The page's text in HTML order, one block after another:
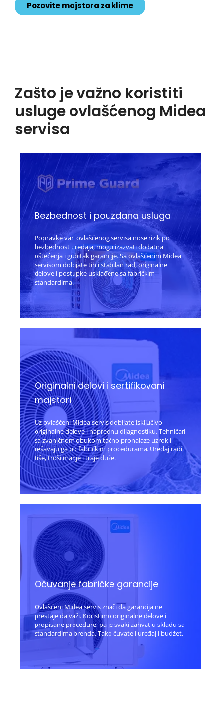
Pozovite majstora za klime
Zašto je važno koristiti
usluge ovlašćenog Midea
servisa
Bezbednost i pouzdana usluga
Popravke van ovlašćenog servisa nose rizik po
bezbednost uređaja, mogu izazvati dodatna
oštećenja i gubitak garancije. Sa ovlašćenim Midea
servisom dobijate tih i stabilan rad, originalne
delove i postupke usklađene sa fabričkim
standardima.
Originalni delovi i sertifikovani
majstori
Uz ovlašćeni Midea servis dobijate isključivo
originalne delove i naprednu dijagnostiku. Tehničari
sa zvaničnom obukom tačno pronalaze uzrok i
rešavaju ga po fabričkim procedurama. Uređaj radi
tiše, troši manje i traje duže.
Očuvanje fabričke garancije
Ovlašćeni Midea servis znači da garancija ne
prestaje da važi. Koristimo originalne delove i
propisane procedure, pa je svaki zahvat u skladu sa
standardima brenda. Tako čuvate i uređaj i budžet.